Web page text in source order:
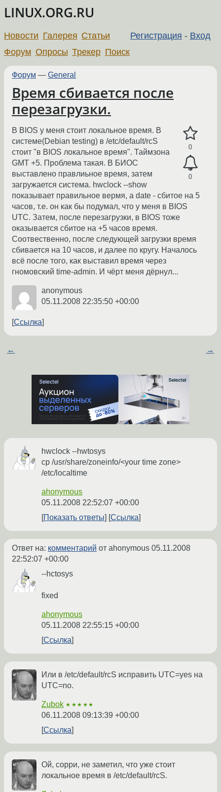
LINUX.ORG.RU
Регистрация - Вход
Новости Галерея Статьи
Форум Опросы Трекер Поиск
Форум — General
Время сбивается после
перезагрузки.
0
0
В BIOS у меня стоит локальное время. В
системе(Debian testing) в /etc/default/rcS
стоит "в BIOS локальное время". Таймзона
GMT +5. Проблема такая. В БИОС
выставлено правлиьное время, затем
загружается система. hwclock --show
показывает правильное вермя, а date - сбитое на 5
часов, т.е. он как бы подумал, что у меня в BIOS
UTC. Затем, после перезагрузки, в BIOS тоже
оказывается сбитое на +5 часов время.
Соотвественно, после следующей загрузки время
сбивается на 10 часов, и далее по кругу. Началось
всё после того, как выставил время через
гномовский time-admin. И чёрт меня дёрнул...
anonymous
05.11.2008 22:35:50 +00:00
Ссылка
← →
hwclock --hwtosys
cp /usr/share/zoneinfo/<your time zone>
/etc/localtime
ahonymous
05.11.2008 22:52:07 +00:00
Показать ответы
Ссылка
Ответ на: комментарий от ahonymous 05.11.2008
22:52:07 +00:00
--hctosys
fixed
ahonymous
05.11.2008 22:55:15 +00:00
Ссылка
Или в /etc/default/rcS исправить UTC=yes на
UTC=no.
Zubok ★★★★★
06.11.2008 09:13:39 +00:00
Ссылка
Ой, сорри, не заметил, что уже стоит
локальное время в /etc/default/rcS.